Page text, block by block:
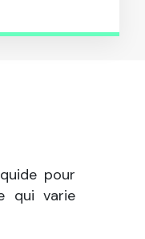
pour
qui varie